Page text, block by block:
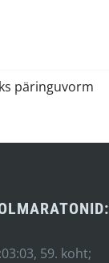
päringuvorm
59. koht;